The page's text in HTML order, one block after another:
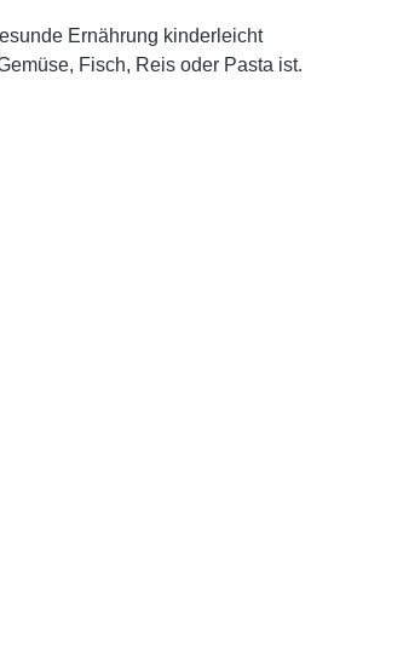
Ernährung kinderleicht
Fisch, Reis oder Pasta ist.